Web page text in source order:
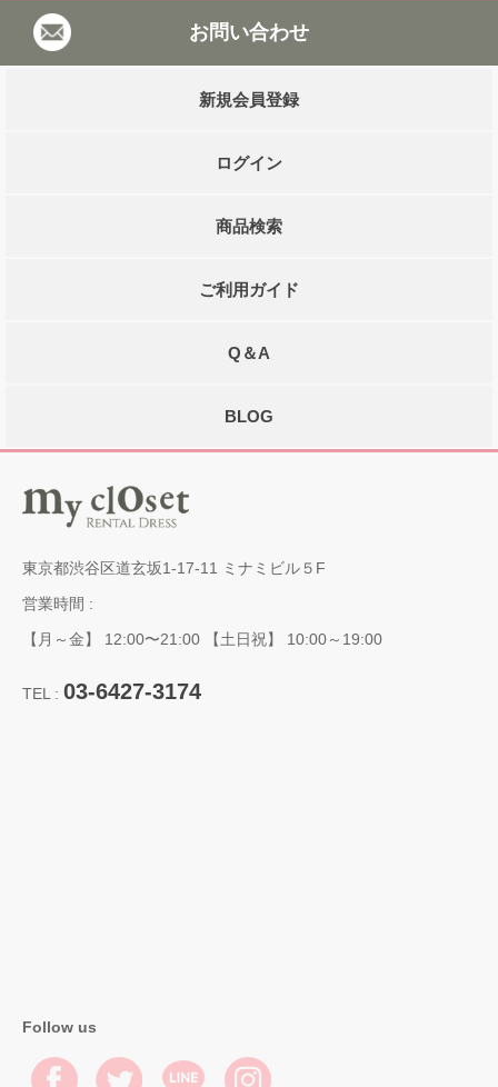
お問い合わせ
新規会員登録
ログイン
商品検索
ご利用ガイド
Q＆A
BLOG
東京都渋谷区道玄坂1-17-11 ミナミビル５F
営業時間 :
【月～金】 12:00〜21:00 【土日祝】 10:00～19:00
TEL : 03-6427-3174
Follow us